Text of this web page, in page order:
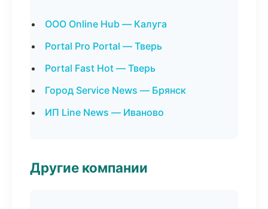
ООО Online Hub — Калуга
Portal Pro Portal — Тверь
Portal Fast Hot — Тверь
Город Service News — Брянск
ИП Line News — Иваново
Другие компании